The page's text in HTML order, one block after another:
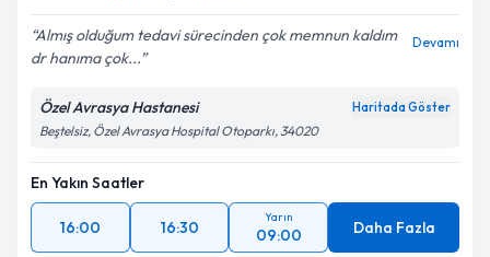
Almış olduğum tedavi sürecinden çok memnun kaldım
dr hanıma çok...
Devamı
Özel Avrasya Hastanesi Haritada Göster
Beştelsiz, Özel Avrasya Hospital Otoparkı, 34020
En Yakın Saatler
16:00 16:30
Yarın
09:00 Daha Fazla